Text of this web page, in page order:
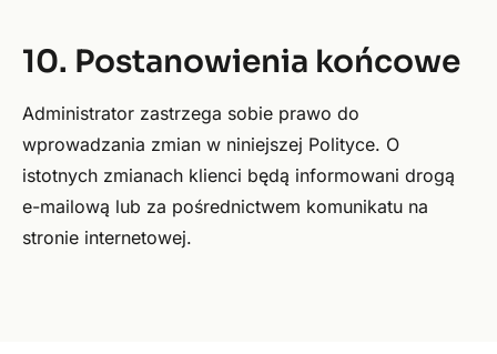
10. Postanowienia końcowe
Administrator zastrzega sobie prawo do
wprowadzania zmian w niniejszej Polityce. O
istotnych zmianach klienci będą informowani drogą
e-mailową lub za pośrednictwem komunikatu na
stronie internetowej.